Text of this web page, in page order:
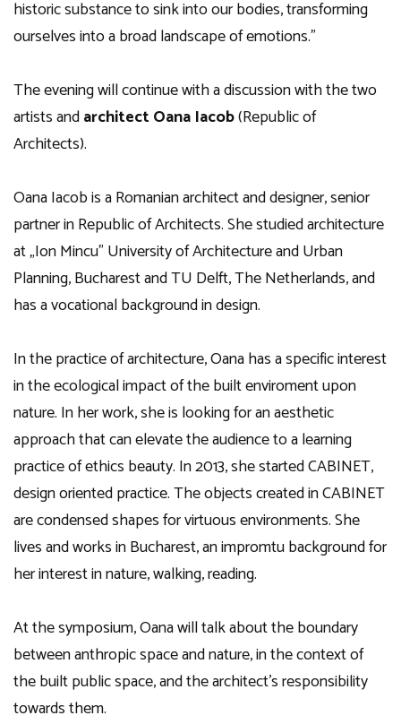
historic substance to sink into our bodies, transforming
ourselves into a broad landscape of emotions.”
The evening will continue with a discussion with the two
artists andarchitect Oana Iacob(Republic of
Architects).
Oana Iacob is a Romanian architect and designer, senior
partner in Republic of Architects. She studied architecture
at „Ion Mincu” University of Architecture and Urban
Planning, Bucharest and TU Delft, The Netherlands, and
has a vocational background in design.
In the practice of architecture, Oana has a specific interest
in the ecological impact of the built enviroment upon
nature. In her work, she is looking for an aesthetic
approach that can elevate the audience to a learning
practice of ethics beauty. In 2013, she started CABINET,
design oriented practice. The objects created in CABINET
are condensed shapes for virtuous environments. She
lives and works in Bucharest, an impromtu background for
her interest in nature, walking, reading.
At the symposium, Oana will talk about the boundary
between anthropic space and nature, in the context of
the built public space, and the architect’s responsibility
towards them.